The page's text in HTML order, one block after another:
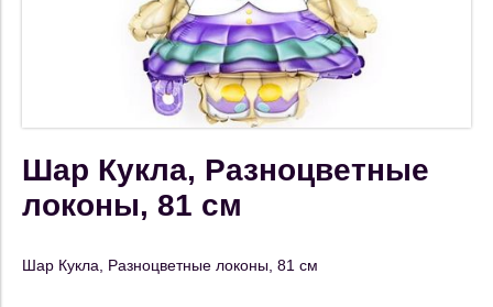
Шар Кукла, Разноцветные
локоны, 81 см
Шар Кукла, Разноцветные локоны, 81 см